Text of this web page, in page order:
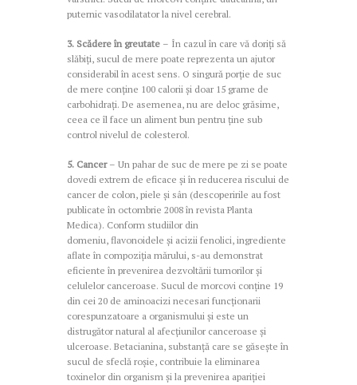
puternic vasodilatator la nivel cerebral.
3. Scădere în greutate – În cazul în care vă doriți să
slăbiți, sucul de mere poate reprezenta un ajutor
considerabil în acest sens. O singură porție de suc
de mere conține 100 calorii și doar 15 grame de
carbohidrați. De asemenea, nu are deloc grăsime,
ceea ce îl face un aliment bun pentru ține sub
control nivelul de colesterol.
5. Cancer– Un pahar de suc de mere pe zi se poate
dovedi extrem de eficace și în reducerea riscului de
cancer de colon, piele și sân (descoperirile au fost
publicate în octombrie 2008 în revista Planta
Medica). Conform studiilor din
domeniu, flavonoidele și acizii fenolici, ingrediente
aflate în compoziția mărului, s-au demonstrat
eficiente în prevenirea dezvoltării tumorilor și
celulelor canceroase. Sucul de morcovi conține 19
din cei 20 de aminoacizi necesari funcționarii
corespunzatoare a organismului și este un
distrugător natural al afecțiunilor canceroase și
ulceroase. Betacianina, substanţă care se găseşte în
sucul de sfeclă roșie, contribuie la eliminarea
toxinelor din organism şi la prevenirea apariţiei